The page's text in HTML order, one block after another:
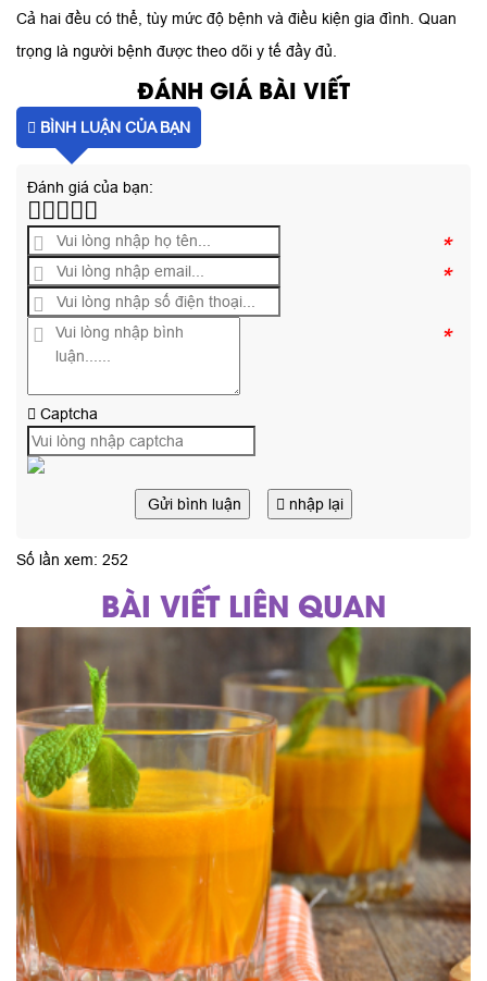
Cả hai đều có thể, tùy mức độ bệnh và điều kiện gia đình. Quan
trọng là người bệnh được theo dõi y tế đầy đủ.
ĐÁNH GIÁ BÀI VIẾT
BÌNH LUẬN CỦA BẠN
Đánh giá của bạn:
*
*
*
Captcha
Gửi bình luận nhập lại
Số lần xem: 252
BÀI VIẾT LIÊN QUAN